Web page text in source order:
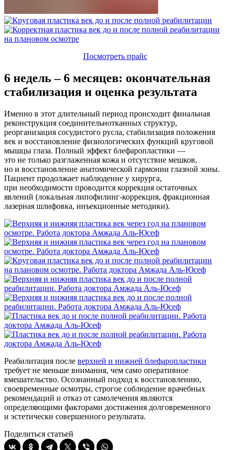
Посмотреть прайс
6 недель – 6 месяцев: окончательная
стабилизация и оценка результата
Именно в этот длительный период происходит финальная
реконструкция соединительнотканных структур,
реорганизация сосудистого русла, стабилизация положения
век и восстановление физиологических функций круговой
мышцы глаза. Полный эффект блефаропластики —
это не только разглаженная кожа и отсутствие мешков,
но и восстановление анатомической гармонии глазной зоны.
Пациент продолжает наблюдение у хирурга,
при необходимости проводится коррекция остаточных
явлений (локальная липофилинг-коррекция, фракционная
лазерная шлифовка, инъекционные методики).
Реабилитация после верхней и нижней блефаропластики
требует не меньше внимания, чем само оперативное
вмешательство. Осознанный подход к восстановлению,
своевременные осмотры, строгое соблюдение врачебных
рекомендаций и отказ от самолечения являются
определяющими факторами достижения долговременного
и эстетически совершенного результата.
Поделиться статьей